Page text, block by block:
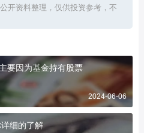
开资料整理，仅供投资参考，不
要因为基金持有股票
2024-06-06
是什么意思 带你详细的了解